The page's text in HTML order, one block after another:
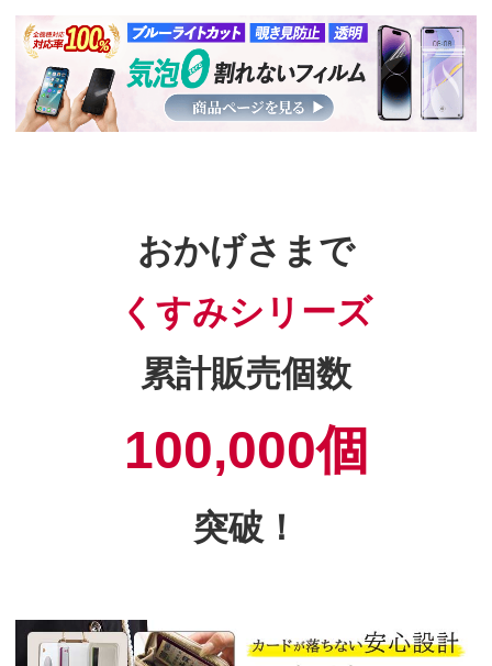
おかげさまで
くすみシリーズ
累計販売個数
100,000個
突破！